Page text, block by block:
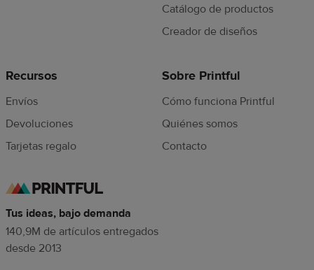
Catálogo de productos
Creador de diseños
Recursos
Envíos
Devoluciones
Tarjetas regalo
Sobre Printful
Cómo funciona Printful
Quiénes somos
Contacto
Tus ideas, bajo demanda
140,9M de artículos entregados
desde 2013